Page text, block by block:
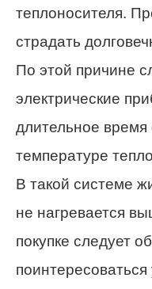
теплоносителя.
страдать
По этой причине
электрические
длительное
температуре
В такой системе
не нагревается
покупке следует